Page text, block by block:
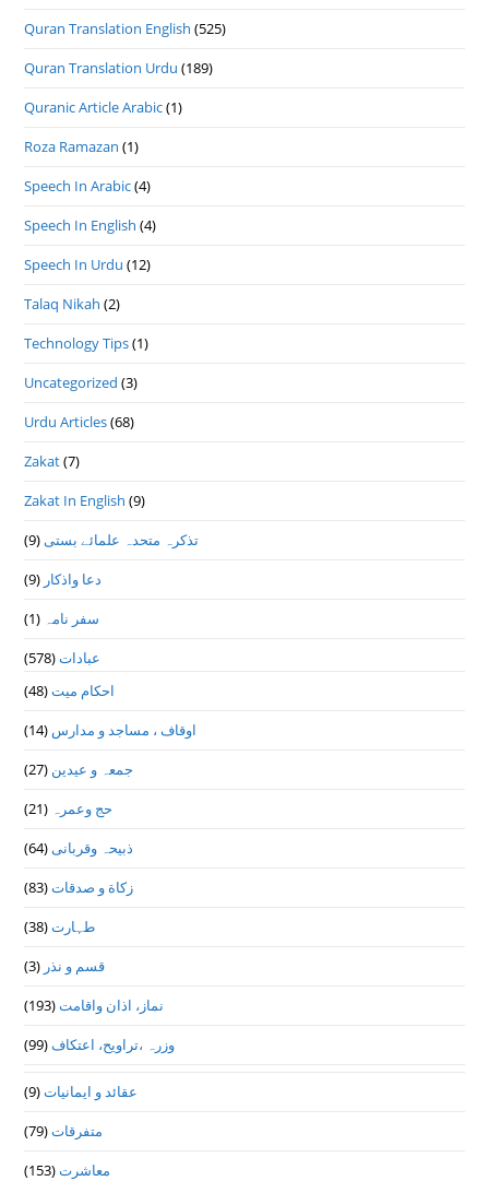
Quran Translation English (525)
Quran Translation Urdu (189)
Quranic Article Arabic(1)
Roza Ramazan (1)
Speech In Arabic(4)
Speech In English (4)
Speech In Urdu (12)
Talaq Nikah (2)
Technology Tips(1)
Uncategorized (3)
Urdu Articles(68)
Zakat(7)
Zakat In English (9)
تذكرہ متحدہ علمائے بستى(9)
دعا واذكار (9)
سفر نامہ (1)
عبادات(578)
احکام میت(48)
اوقاف ، مساجد و مدارس (14)
جمعہ و عیدین (27)
حج وعمرہ (21)
ذبیحہ وقربانی(64)
زکاة و صدقات(83)
طہارت(38)
قسم و نذر (3)
نماز، اذان واقامت(193)
وزرہ ،تراويح، اعتكاف(99)
عقائد و ایمانیات(9)
متفرقات(79)
معاشرت(153)